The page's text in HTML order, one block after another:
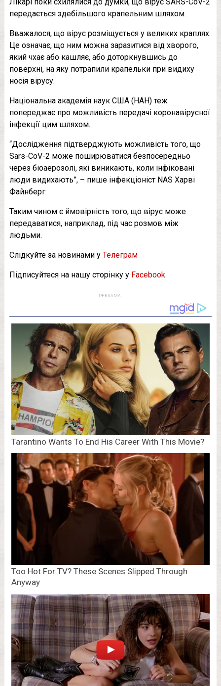
передається здебільшого крапельним шляхом.
Вважалося, що вірус розміщується у великих краплях.
Це означає, що ним можна заразитися від хворого,
який чхає або кашляє, або доторкнувшись до
поверхні, на яку потрапили крапельки при видиху
носія вірусу.
Національна академія наук США (НАН) теж
попереджає про можливість передачі коронавірусної
інфекції цим шляхом.
“Дослідження підтверджують можливість того, що
Sars-CoV-2 може поширюватися безпосередньо
через біоаерозолі, які виникають, коли інфіковані
люди видихають”, – пише інфекціоніст NAS Харві
Файнберг.
Таким чином є ймовірність того, що вірус може
передаватися, наприклад, під час розмов між
людьми.
Слідкуйте за новинами у Телеграм
Підписуйтеся на нашу сторінку у Facebook
РЕКЛАМА: